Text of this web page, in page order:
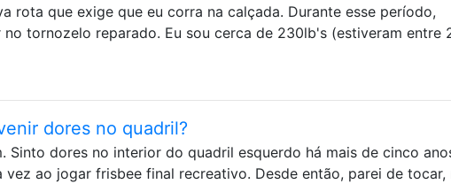
rota que exige que eu corra na calçada. Durante esse período,
tornozelo reparado. Eu sou cerca de 230lb's (estiveram entre
dores no quadril?
Sinto dores no interior do quadril esquerdo há mais de cinco
ao jogar frisbee final recreativo. Desde então, parei de tocar,